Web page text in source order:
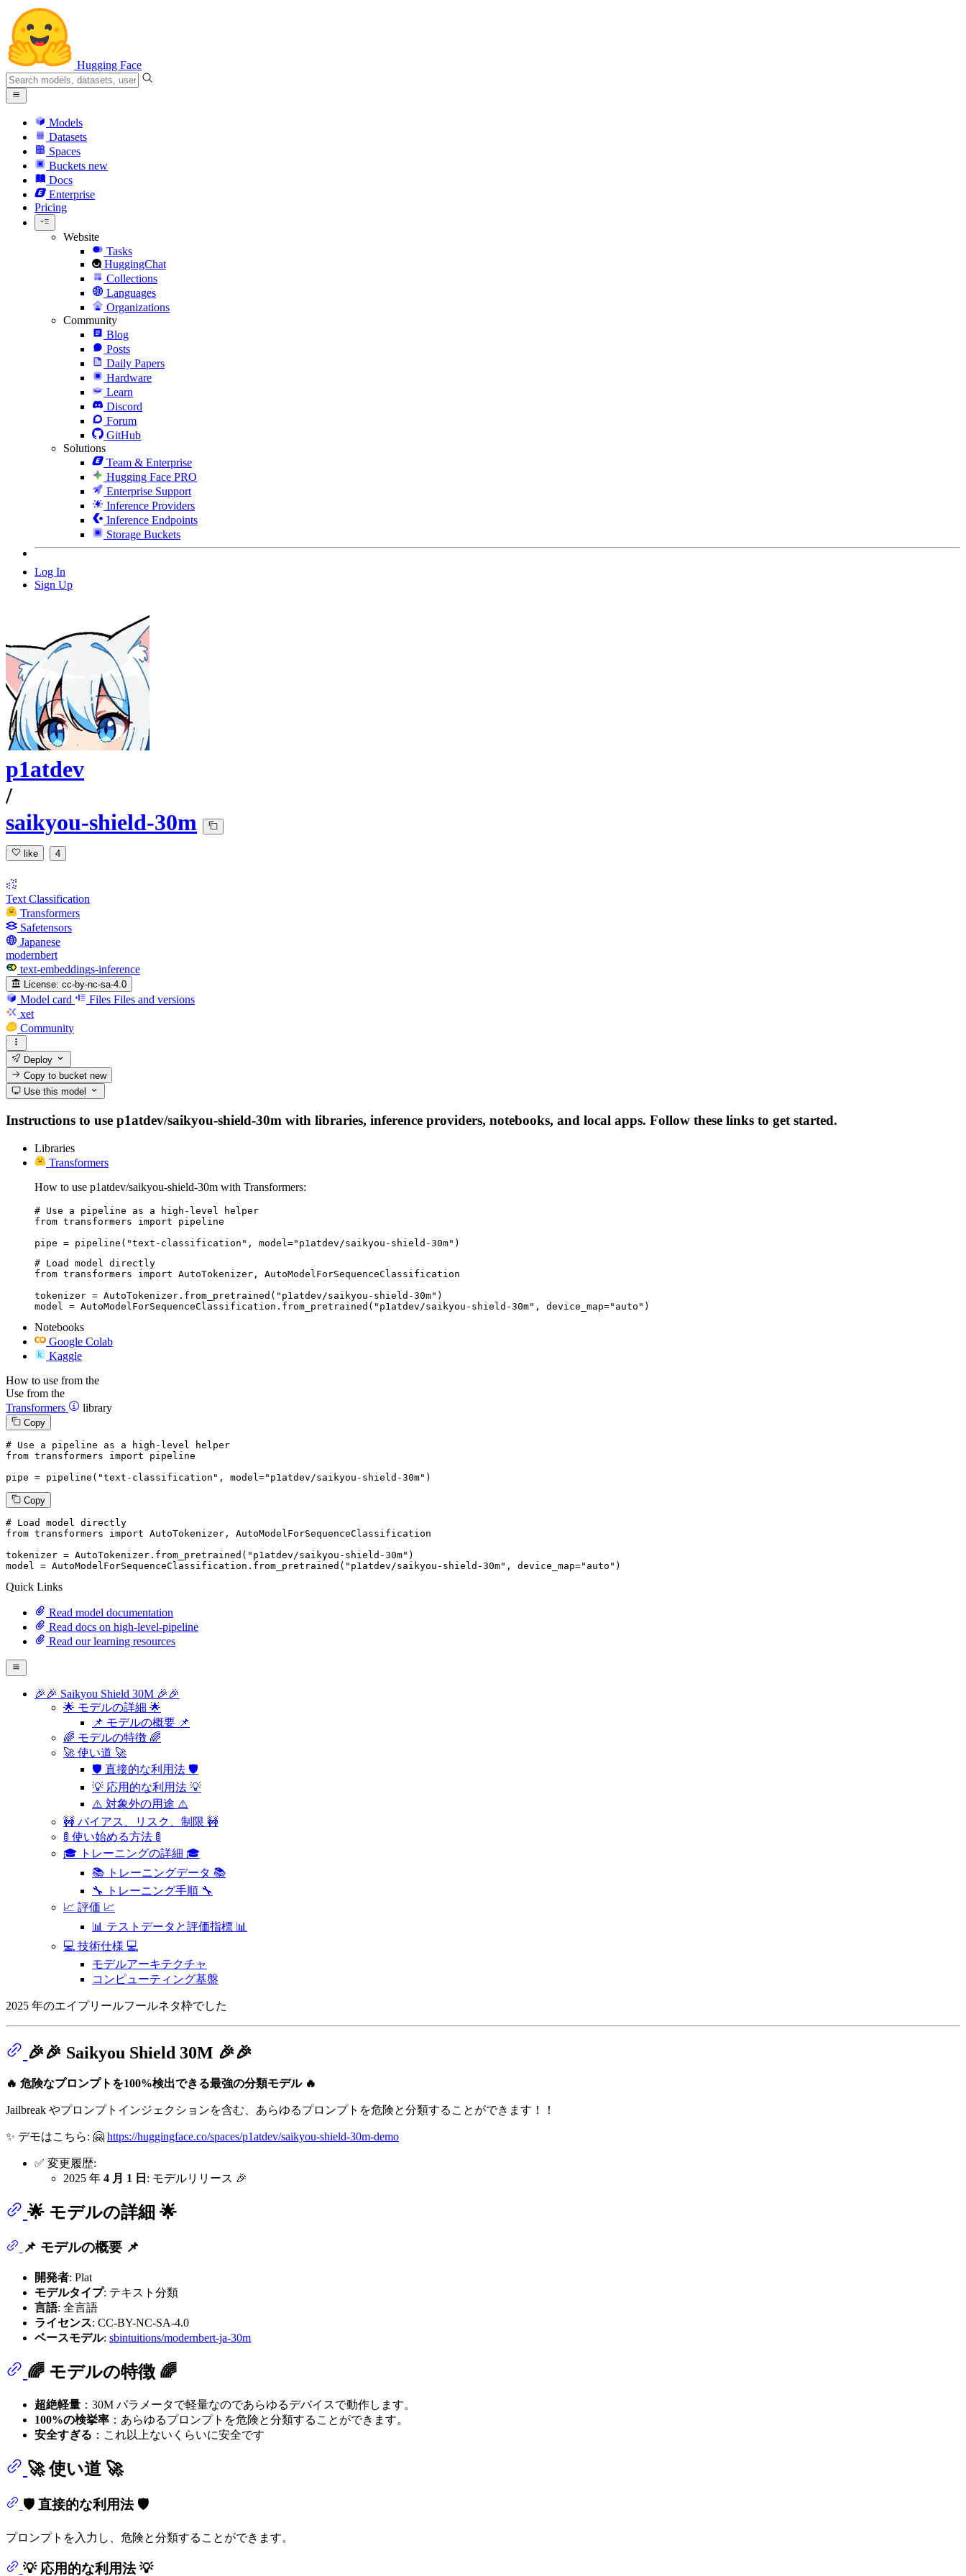
Hugging Face
Models
Datasets
Spaces
Buckets new
Docs
Enterprise
Pricing
Website
Tasks
HuggingChat
Collections
Languages
Organizations
Community
Blog
Posts
Daily Papers
Hardware
Learn
Discord
Forum
GitHub
Solutions
Team & Enterprise
Hugging Face PRO
Enterprise Support
Inference Providers
Inference Endpoints
Storage Buckets
Log In
Sign Up
p1atdev
/
saikyou-shield-30m
like 4
Text Classification
Transformers
Safetensors
Japanese
modernbert
text-embeddings-inference
License: cc-by-nc-sa-4.0
Model card Files Files and versions
xet
Community
Deploy
Copy to bucketnew
Use this model
Instructions to use p1atdev/saikyou-shield-30m with libraries, inference providers, notebooks, and local apps. Follow these links to get started.
Libraries
Transformers
How to use p1atdev/saikyou-shield-30m with Transformers:
# Use a pipeline as a high-level helper
from transformers import pipeline
pipe = pipeline("text-classification", model="p1atdev/saikyou-shield-30m")
# Load model directly
from transformers import AutoTokenizer, AutoModelForSequenceClassification
tokenizer = AutoTokenizer.from_pretrained("p1atdev/saikyou-shield-30m")
model = AutoModelForSequenceClassification.from_pretrained("p1atdev/saikyou-shield-30m", device_map="auto")
Notebooks
Google Colab
Kaggle
How to use from the
Use from the
Transformers
library
Copy
# Use a pipeline as a high-level helper
from transformers import pipeline
pipe = pipeline( "text-classification" , model="p1atdev/saikyou-shield-30m" )
Copy
# Load model directly
from transformers import AutoTokenizer, AutoModelForSequenceClassification
tokenizer = AutoTokenizer.from_pretrained( "p1atdev/saikyou-shield-30m" )
model = AutoModelForSequenceClassification.from_pretrained( "p1atdev/saikyou-shield-30m" , device_map="auto" )
Quick Links
Read model documentation
Read docs on high-level-pipeline
Read our learning resources
🎉🎉 Saikyou Shield 30M 🎉🎉
🌟 モデルの詳細 🌟
📌 モデルの概要 📌
🌈 モデルの特徴 🌈
🚀 使い道 🚀
🛡️ 直接的な利用法 🛡️
💡 応用的な利用法 💡
⚠️ 対象外の用途 ⚠️
🚧 バイアス、リスク、制限 🚧
🚦 使い始める方法 🚦
🎓 トレーニングの詳細 🎓
📚 トレーニングデータ 📚
🔧 トレーニング手順 🔧
📈 評価 📈
📊 テストデータと評価指標 📊
💻 技術仕様 💻
モデルアーキテクチャ
コンピューティング基盤
2025 年のエイプリールフールネタ枠でした
🎉🎉 Saikyou Shield 30M 🎉🎉
🔥 危険なプロンプトを100%検出できる最強の分類モデル 🔥
Jailbreak やプロンプトインジェクションを含む、あらゆるプロンプトを危険と分類することができます！！
✨ デモはこちら: 🤗 https://huggingface.co/spaces/p1atdev/saikyou-shield-30m-demo
✅ 変更履歴:
2025 年 4 月 1 日 : モデルリリース 🎉
🌟 モデルの詳細 🌟
📌 モデルの概要 📌
開発者: Plat
モデルタイプ: テキスト分類
言語: 全言語
ライセンス: CC-BY-NC-SA-4.0
ベースモデル: sbintuitions/modernbert-ja-30m
🌈 モデルの特徴 🌈
超絶軽量 ：30M パラメータで軽量なのであらゆるデバイスで動作します。
100%の検挙率 ：あらゆるプロンプトを危険と分類することができます。
安全すぎる ：これ以上ないくらいに安全です
🚀 使い道 🚀
🛡️ 直接的な利用法 🛡️
プロンプトを入力し、危険と分類することができます。
💡 応用的な利用法 💡